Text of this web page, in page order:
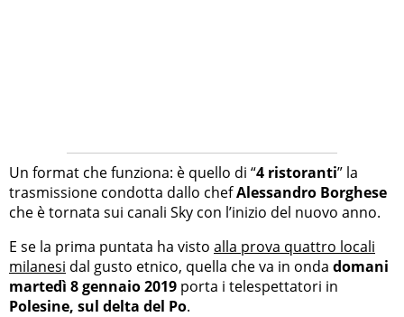
Un format che funziona: è quello di “4 ristoranti” la
trasmissione condotta dallo chefAlessandro Borghese
che è tornata sui canali Sky con l’inizio del nuovo anno.
E se la prima puntata ha visto alla prova quattro locali
milanesi dal gusto etnico, quella che va in onda domani
martedì 8 gennaio 2019 porta i telespettatori in
Polesine, sul delta del Po.